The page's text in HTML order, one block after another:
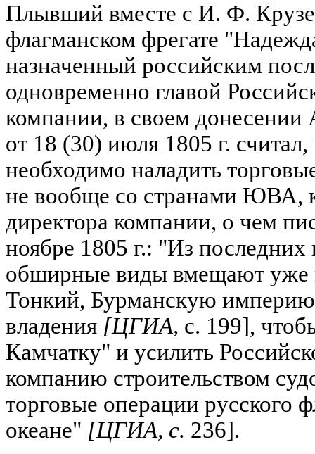
Плывший вместе с И. Ф.
флагманском фрегате
назначенный российским
одновременно главой
компании, в своем
от 18 (30) июля 1805 г.
необходимо наладить
не вообще со странами ЮВА,
директора компании, о чем
ноябре 1805 г.: "Из
обширные виды вмещают уже
Тонкий, Бурманскую
владения [ЦГИА, с. 199],
Камчатку" и усилить
компанию строительством
торговые операции русского
океане" [ЦГИА, с. 236].